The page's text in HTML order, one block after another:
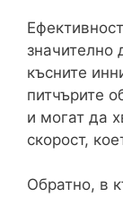
значително
късните
питчърите
и могат да
скорост,
Обратно, в